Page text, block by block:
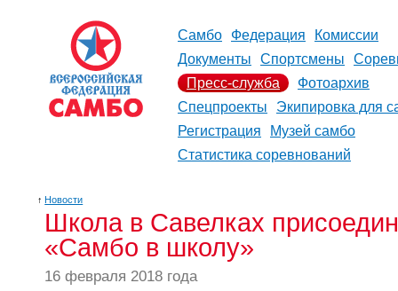
Самбо Федерация
Комиссии
Документы
Спортсмены
Пресс-служба
Фотоархив
Спецпроекты
Экипировка для
Регистрация
Музей самбо
Статистика соревнований
↑ Новости
Школа в Савелках
«Самбо в школу»
16 февраля 2018 года